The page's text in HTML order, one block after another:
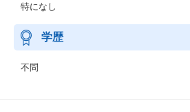
特になし
学歴
不問